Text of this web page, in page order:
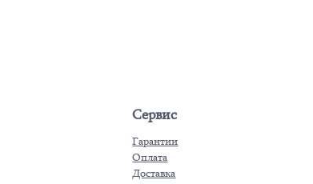
Сервис
Гарантии
Оплата
Доставка